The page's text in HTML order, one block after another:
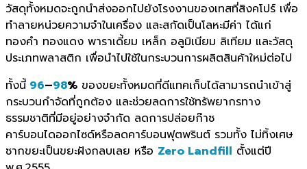
วัสดุทั้งหมดจะถูกนำส่งออกไปยังโรงงานของเทสที่สิงคโปร์ เพื่อ
ทำลายหน่วยความจำในเครื่อง และสกัดเป็นโลหะมีค่า ได้แก่
ทองคำ ทองแดง พาราเดี้ยม เหล็ก อลูมิเนียม ลิเทียม และวัสดุ
ประเภทพลาสติก เพื่อนำไปใช้ในกระบวนการผลิตสินค้าใหม่ต่อไป
ทั้งนี้ 96–98% ของขยะทั้งหมดที่ดีแทคเก็บได้สามารถนำเข้าสู่
กระบวนกำจัดที่ถูกต้อง และช่วยลดการใช้ทรัพยากรทาง
ธรรมชาติที่มีอยู่อย่างจำกัด ลดการปล่อยก๊าซ
คาร์บอนไดออกไซด์หรือลดคาร์บอนฟุตพรินต์ รวมทั้ง ไม่ทิ้งเศษ
ซากขยะเป็นขยะฝังกลบเลย หรือ Zero Landfill ตั้งแต่ปี